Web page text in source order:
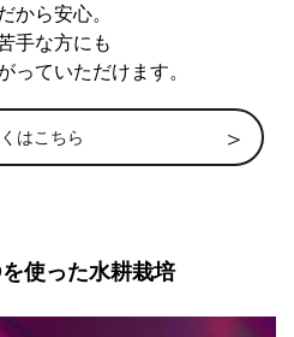
から安心。
手な方にも
っていただけます。
はこちら
使った水耕栽培